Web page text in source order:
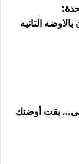
التانيه
بقت أوضتك